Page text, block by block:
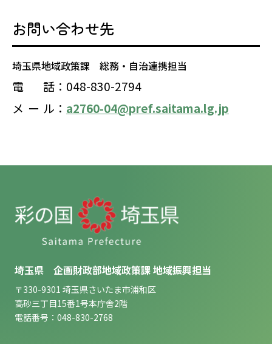
お問い合わせ先
埼玉県地域政策課 総務・自治連携担当
電 話 ：048-830-2794
メ ー ル ： a2760-04@pref.saitama.lg.jp
埼玉県 企画財政部地域政策課 地域振興担当
〒330-9301 埼玉県さいたま市浦和区
高砂三丁目15番1号本庁舎2階
電話番号：048-830-2768